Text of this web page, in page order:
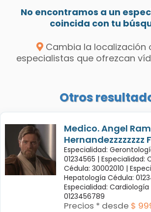
No encontramos a un
coincida con tu
Cambia la localización
especialistas que ofrezcan
Otros
Medico. Angel Ram
Hernandezzzzzzzz
Especialidad:
01234565 | Especialidad:
Cédula: 30002010 |
Hepatología Cédula:
Especialidad: Cardiología
0123456789
Precios * desde $